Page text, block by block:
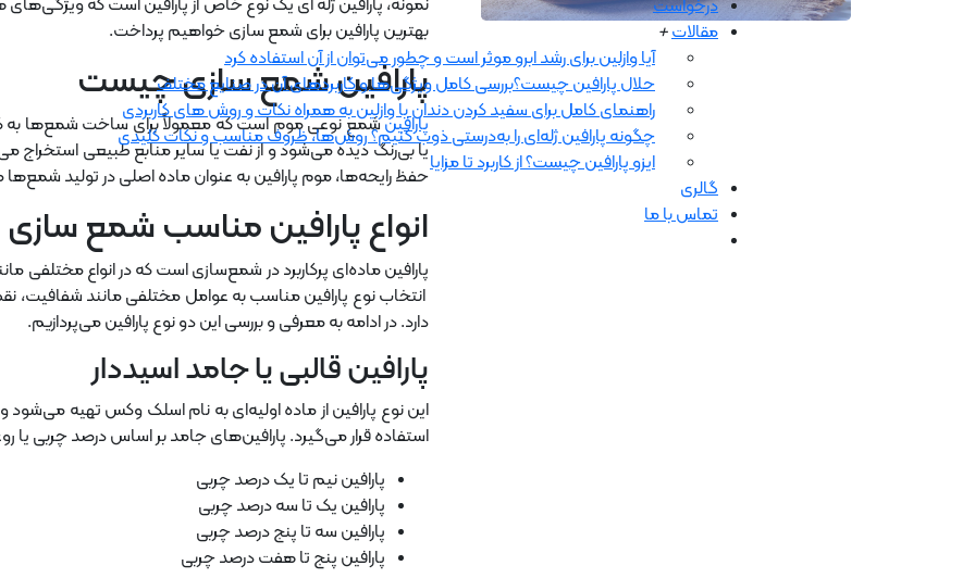
درخواست
مقالات+
آیا وازلین برای رشد ابرو موثر است و چطور می‌توان از آن استفاده کرد
حلال پارافین چیست؟بررسی کامل ویژگی‌ها و کاربردهای آن در صنایع مختلف
راهنمای کامل برای سفید کردن دندان با وازلین به همراه نکات و روش های کاربردی
چگونه پارافین ژله‌ای را به‌درستی ذوب کنیم؟ روش‌ها، ظروف مناسب و نکات کلیدی
ایزو پارافین چیست؟ از کاربرد تا مزایا
گالری
تماس با ما
نمونه، پارافین ژله ‌ای یک نوع خاص از پارافین است که ویژگی‌های
بهترین پارافین برای شمع سازی خواهیم پرداخت.
پارافین شمع سازی چیست
پارافینشمع نوعی موم است که معمولاً برای ساخت شمع‌ها به
یا بی‌رنگ دیده می‌شود و از نفت یا سایر منابع طبیعی استخراج
حفظ رایحه‌ها، موم پارافین به عنوان ماده اصلی در تولید شمع‌ها
انواع پارافین مناسب شمع سازی
پارافین ماده‌ای پرکاربرد در شمع‌سازی است که در انواع مختلفی
انتخاب نوع پارافین مناسب به عوامل مختلفی مانند شفافیت،
دارد. در ادامه به معرفی و بررسی این دو نوع پارافین می‌پردازیم.
پارافین قالبی یا جامد اسیددار
این نوع پارافین از ماده اولیه‌ای به نام اسلک وکس تهیه
استفاده قرار می‌گیرد. پارافین‌های جامد بر اساس درصد چربی یا
پارافین نیم تا یک درصد چربی
پارافین یک تا سه درصد چربی
پارافین سه تا پنج درصد چربی
پارافین پنج تا هفت درصد چربی